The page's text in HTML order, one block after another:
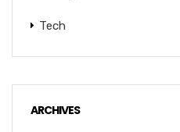
Tech
ARCHIVES